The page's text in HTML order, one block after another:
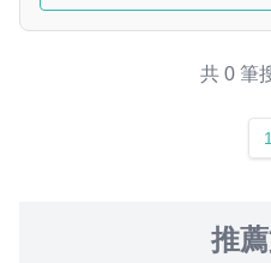
共 0 筆
1
推